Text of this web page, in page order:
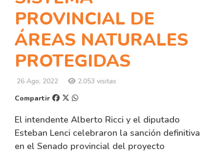
PROVINCIAL DE
ÁREAS NATURALES
PROTEGIDAS
26 Ago, 2022
2.053 visitas
Compartir
El intendente Alberto Ricci y el diputado
Esteban Lenci celebraron la sanción definitiva
en el Senado provincial del proyecto